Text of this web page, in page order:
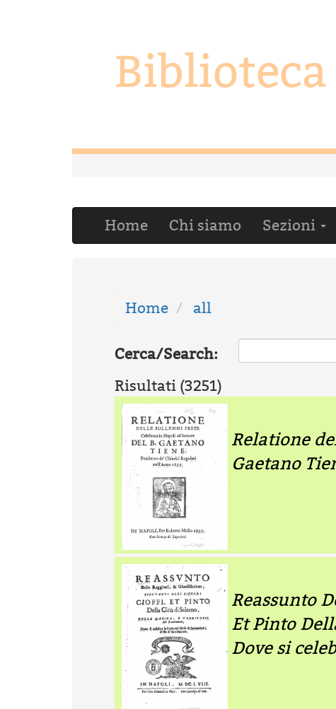
Home Chi siamo Sezioni
Home all
Cerca/Search:
Risultati (3251)
Relatione
Gaetano
Reassunto
Et Pinto
Dove si